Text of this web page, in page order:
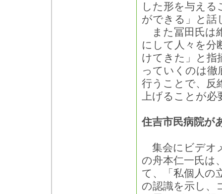
した形を与え
ができる」と話
また冨田氏は
にして人々を分
けてきた」と指
っていくのは徹
行うことで、反
上げることが必
住吉市民病院が
集会にビデオ
の舟本仁一氏は
て、「私個人の
の認識を示し、